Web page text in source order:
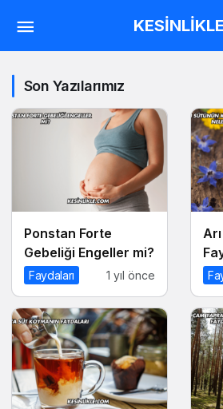
KESİNLİKLE
Son Yazılarımız
Ponstan Forte
Gebeliği Engeller mi?
Faydaları 1 yıl önce